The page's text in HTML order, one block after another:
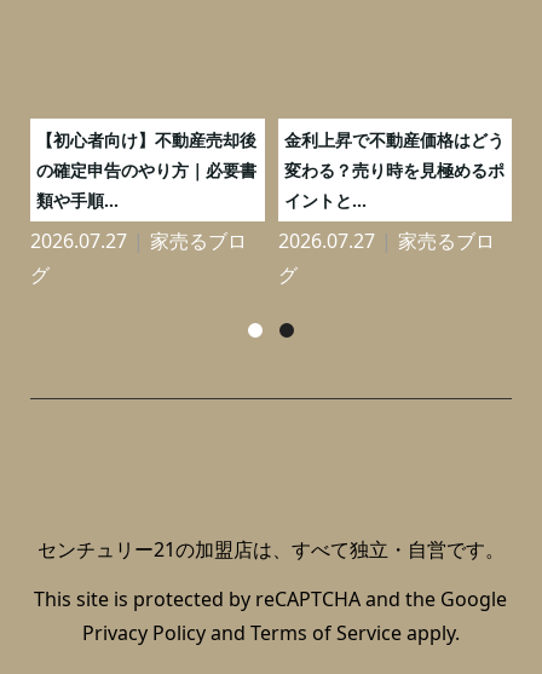
【初心者向け】不動産売却後
の確定申告のやり方｜必要書
類や手順...
2026.07.27
家売るブロ
グ
金利上昇で不動産価格はどう
変わる？売り時を見極めるポ
イントと...
2026.07.27
家売るブロ
グ
センチュリー21の加盟店は、すべて独立・自営です。
This site is protected by reCAPTCHA and the Google